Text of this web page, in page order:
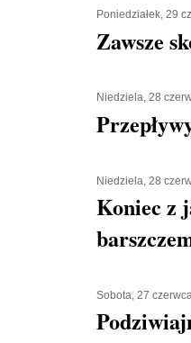
Poniedziałek, 29
Zawsze
Niedziela, 28
Niedziela, 28
Koniec z
Sobota, 27